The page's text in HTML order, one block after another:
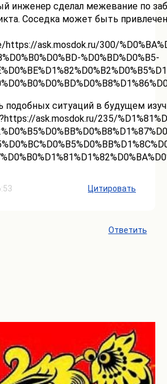
инженер сделал межевание по
Соседка может быть
ask.mosdok.ru/300/
%D0%BD%D0%B5-
ситуаций в будущем
ask.mosdok.ru/235/
Цитировать
Ответить